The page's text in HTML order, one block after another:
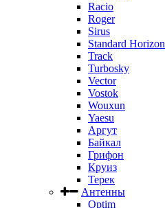
Racio
Roger
Sirus
Standard Horizon
Track
Turbosky
Vector
Vostok
Wouxun
Yaesu
Аргут
Байкал
Грифон
Круиз
Терек
Антенны
Optim